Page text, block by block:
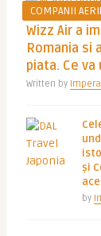
COMPANII
Wizz Air a
Romania si
piata. Ce va
Written by
și
by